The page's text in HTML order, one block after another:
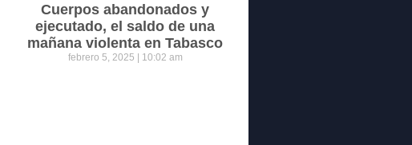
Cuerpos abandonados y
ejecutado, el saldo de una
mañana violenta en Tabasco
febrero 5, 2025 10:02 am